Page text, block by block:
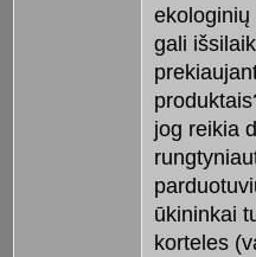
ekologinių
gali
jog reikia
ūkininkai
korteles